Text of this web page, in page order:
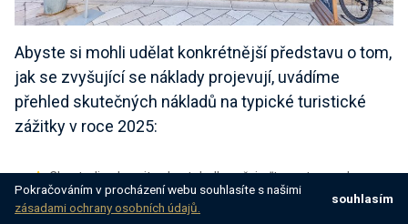
Abyste si mohli udělat konkrétnější představu o tom,
jak se zvyšující se náklady projevují, uvádíme
přehled skutečných nákladů na typické turistické
zážitky v roce 2025:
👉 Chcete-li zobrazit celou tabulku, přejeďte prstem nebo se
posuňte vodorovně na mobilním zařízení.
Pokračováním v procházení webu souhlasíte s našimi
zásadami ochrany osobních údajů.
souhlasím